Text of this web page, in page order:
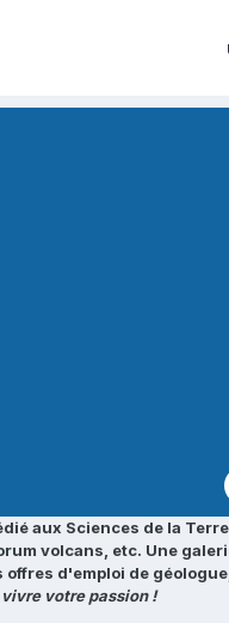
aux Sciences de la
volcans, etc. Une
d'emploi de
votre passion !